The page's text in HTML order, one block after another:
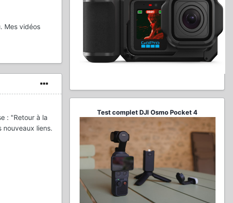
Mes vidéos
: "Retour à la
liens.
Test complet DJI Osmo Pocket 4